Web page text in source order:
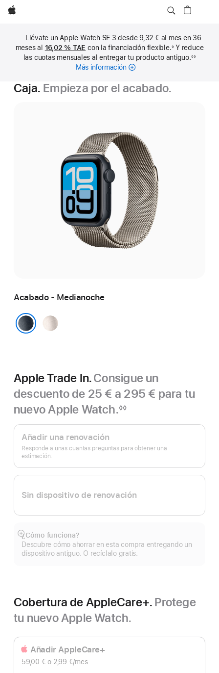
Apple
Llévate un Apple Watch SE 3 desde 9,32 € al mes en 36
meses al 16,02 % TAE con la financiación flexible.◊Y reduce
las cuotas mensuales al entregar tu producto antiguo.
página
◊◊
Más informaciónsobre
mensuales
Caja. Empieza por el acabado.
Acabado - Medianoche
Blanco
estrella
Apple Trade In.Consigue un
descuento de 25 € a 295 € para tu
nuevo Apple Watch.
a
página
◊◊
Apple
Trade In.
Añadir una renovación
Responde a unas cuantas preguntas para obtener una
estimación.
Sin dispositivo de renovación
¿Cómo funciona?
Descubre cómo ahorrar en esta compra entregando un
dispositivo antiguo. O recíclalo gratis.
Mostrar
más
Cobertura de AppleCare+. Protege
tu nuevo Apple Watch.
Añadir AppleCare+
59,00 € o 2,99 €/mes